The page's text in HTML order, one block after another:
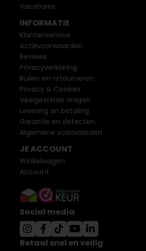
Vacatures
INFORMATIE
Klantenservice
Actievoorwaarden
Reviews
Privacyverklaring
Ruilen en retourneren
Privacy & Cookies
Veelgestelde vragen
Levering en betaling
Garantie en defecten
Algemene voorwaarden
JE ACCOUNT
Winkelwagen
Account
Social media
Betaal snel en veilig